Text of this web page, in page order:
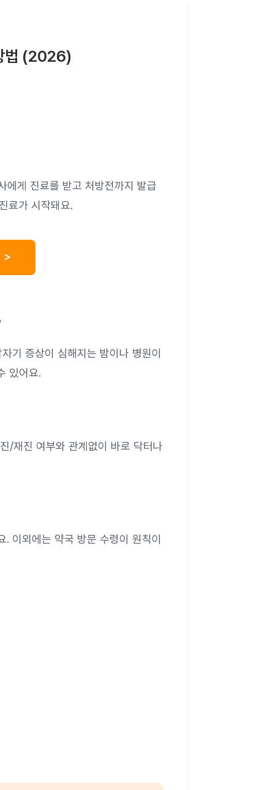
법 (2026)
에게 진료를 받고 처방전까지 발급
료가 시작돼요.
>
기 증상이 심해지는 밤이나 병원이
있어요.
/재진 여부와 관계없이 바로 닥터나
이외에는 약국 방문 수령이 원칙이